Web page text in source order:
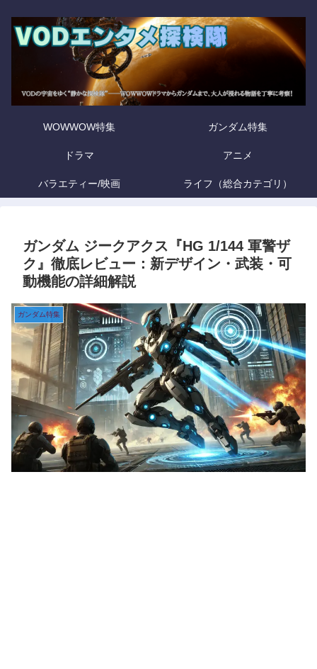
WOWWOW特集 ガンダム特集
ドラマ アニメ
バラエティー/映画 ライフ（総合カテゴリ）
ガンダム ジークアクス『HG 1/144 軍警ザ
ク』徹底レビュー：新デザイン・武装・可
動機能の詳細解説
ガンダム特集